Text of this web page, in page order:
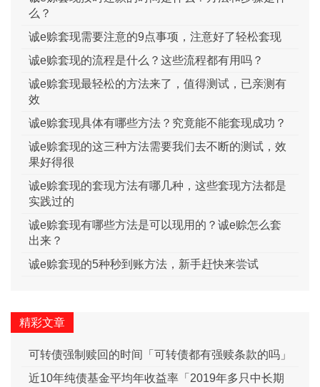
么？
诚e赊套现需要注意的9点事项，注意好了轻松套现
诚e赊套现的流程是什么？这些流程都有用吗？
诚e赊套现最轻松的方法来了，值得测试，已亲测有
效
诚e赊套现具体有哪些方法？究竟能不能套现成功？
诚e赊套现的这三种方法需要我们去不断的测试，效
果好得很
诚e赊套现的套现方法有哪几种，这些套现方法都是
实践过的
诚e赊套现有哪些方法是可以现用的？诚e赊怎么套
出来？
诚e赊套现的5种秒到账方法，新手赶快来尝试
精彩文章
可转债强制赎回的时间「可转债都有强赎条款的吗」
近10年纯债基金平均年收益率「2019年多只中长期